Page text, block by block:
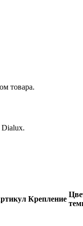
товара.
Dialux.
Крепление